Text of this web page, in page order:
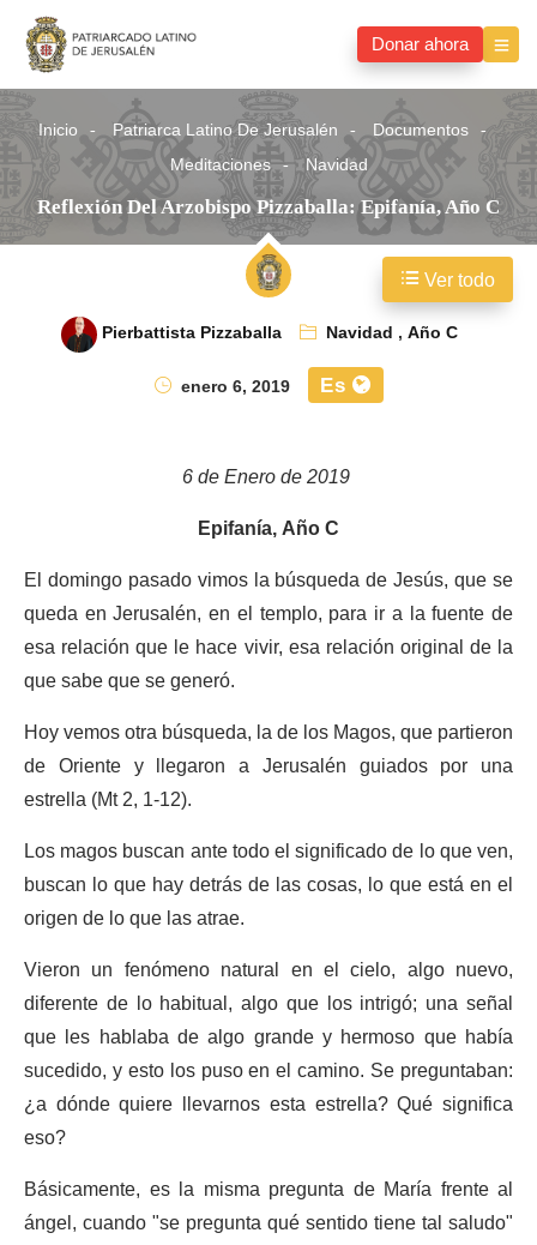
Donar ahora
Inicio Patriarca Latino De Jerusalén
Documentos
Meditaciones
Navidad
Reflexión Del Arzobispo Pizzaballa: Epifanía, Año C
Pierbattista Pizzaballa Navidad ,Año C
enero 6, 2019
Es
6 de Enero de 2019
Epifanía, Año C
El domingo pasado vimos la búsqueda de Jesús, que se
queda en Jerusalén, en el templo, para ir a la fuente de
esa relación que le hace vivir, esa relación original de la
que sabe que se generó.
Hoy vemos otra búsqueda, la de los Magos, que partieron
de Oriente y llegaron a Jerusalén guiados por una
estrella (Mt 2, 1-12).
Los magos buscan ante todo el significado de lo que ven,
buscan lo que hay detrás de las cosas, lo que está en el
origen de lo que las atrae.
Vieron un fenómeno natural en el cielo, algo nuevo,
diferente de lo habitual, algo que los intrigó; una señal
que les hablaba de algo grande y hermoso que había
sucedido, y esto los puso en el camino. Se preguntaban:
¿a dónde quiere llevarnos esta estrella? Qué significa
eso?
Básicamente, es la misma pregunta de María frente al
ángel, cuando "se pregunta qué sentido tiene tal saludo"
Ver todo